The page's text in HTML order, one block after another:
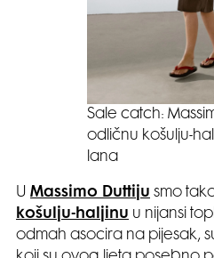
Sale catch:
odličnu košulju-
lana
U Massimo Duttiju smo
košulju-haljinu u nijansi
odmah asocira na pijesak,